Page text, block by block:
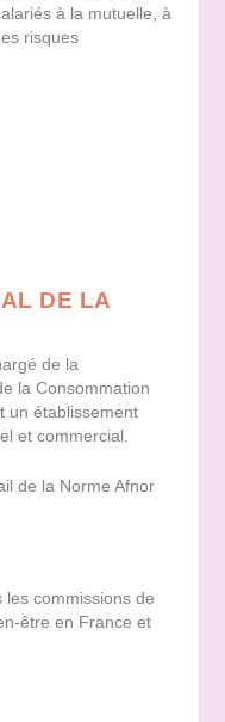
à la mutuelle, à
risques
DE LA
de la
la Consommation
un établissement
et commercial.
de la Norme Afnor
les commissions de
être en France et